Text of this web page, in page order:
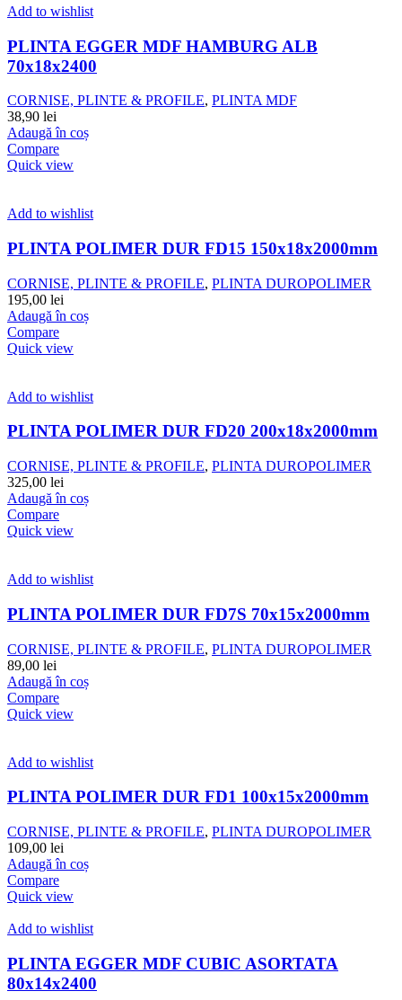
Add to wishlist
PLINTA EGGER MDF HAMBURG ALB
70x18x2400
CORNISE, PLINTE & PROFILE, PLINTA MDF
38,90 lei
Adaugă în coș
Compare
Quick view
Add to wishlist
PLINTA POLIMER DUR FD15 150x18x2000mm
CORNISE, PLINTE & PROFILE, PLINTA DUROPOLIMER
195,00 lei
Adaugă în coș
Compare
Quick view
Add to wishlist
PLINTA POLIMER DUR FD20 200x18x2000mm
CORNISE, PLINTE & PROFILE, PLINTA DUROPOLIMER
325,00 lei
Adaugă în coș
Compare
Quick view
Add to wishlist
PLINTA POLIMER DUR FD7S 70x15x2000mm
CORNISE, PLINTE & PROFILE, PLINTA DUROPOLIMER
89,00 lei
Adaugă în coș
Compare
Quick view
Add to wishlist
PLINTA POLIMER DUR FD1 100x15x2000mm
CORNISE, PLINTE & PROFILE, PLINTA DUROPOLIMER
109,00 lei
Adaugă în coș
Compare
Quick view
Add to wishlist
PLINTA EGGER MDF CUBIC ASORTATA
80x14x2400